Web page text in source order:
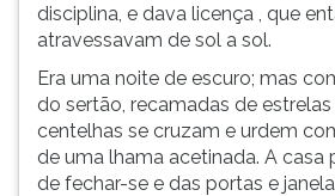
menu
principal
pressione
tecla
disciplina, e dava licença , que
atravessavam de sol a sol.
Era uma noite de escuro; mas
do sertão, recamadas de
centelhas se cruzam e urdem
de uma lhama acetinada. A casa
de fechar-se e das portas e